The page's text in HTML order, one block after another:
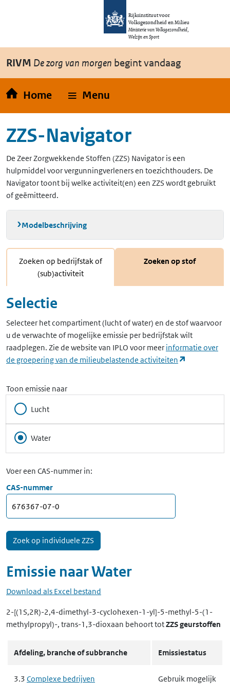
Overslaan en naar de inhoud gaan
Rijksinstituut voor
Volksgezondheid en Milieu
Ministerie van Volksgezondheid,
Welzijn en Sport
RIVM De zorg van morgen begint vandaag
Home Menu
ZZS-Navigator
De Zeer Zorgwekkende Stoffen (ZZS) Navigator is een
hulpmiddel voor vergunningverleners en toezichthouders. De
Navigator toont bij welke activiteit(en) een ZZS wordt gebruikt
of geëmitteerd.
Modelbeschrijving
Zoeken op bedrijfstak of
(sub)activiteit
Zoeken op stof
Selectie
Selecteer het compartiment (lucht of water) en de stof waarvoor
u de verwachte of mogelijke emissie per bedrijfstak wilt
raadplegen. Zie de website van IPLO voor meer informatie over
de groepering van de milieubelastende activiteiten
Toon emissie naar
Lucht
Water
Voer een CAS-nummer in:
CAS-nummer
Emissie naarWater
Download als Excel bestand
2-[(1S,2R)-2,4-dimethyl-3-cyclohexen-1-yl]-5-methyl-5-(1-
methylpropyl)-, trans-1,3-dioxaan behoort totZZS geurstoffen
Afdeling, branche of subbranche Emissiestatus
3.3 Complexe bedrijven Gebruik mogelijk